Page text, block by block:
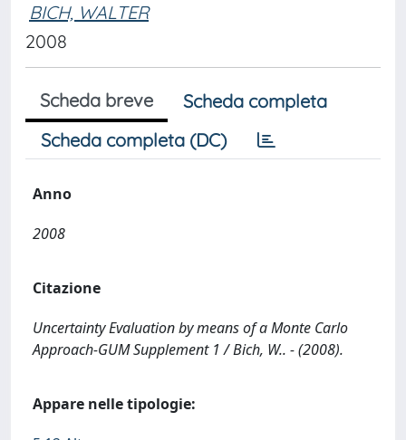
BICH, WALTER
2008
Scheda breve
Scheda completa
Scheda completa (DC)
Anno
2008
Citazione
Uncertainty Evaluation by means of a Monte Carlo
Approach-GUM Supplement 1 / Bich, W.. - (2008).
Appare nelle tipologie: